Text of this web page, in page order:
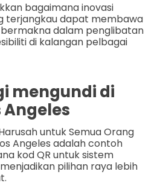
bagaimana inovasi
terjangkau dapat membawa
dalam penglibatan
di kalangan pelbagai
mengundi di
Angeles
untuk Semua Orang
Angeles adalah contoh
kod QR untuk sistem
pilihan raya lebih